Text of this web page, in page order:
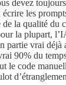
devez
les
la qualité du
la plupart,
partie vrai déjà
90% du
le code